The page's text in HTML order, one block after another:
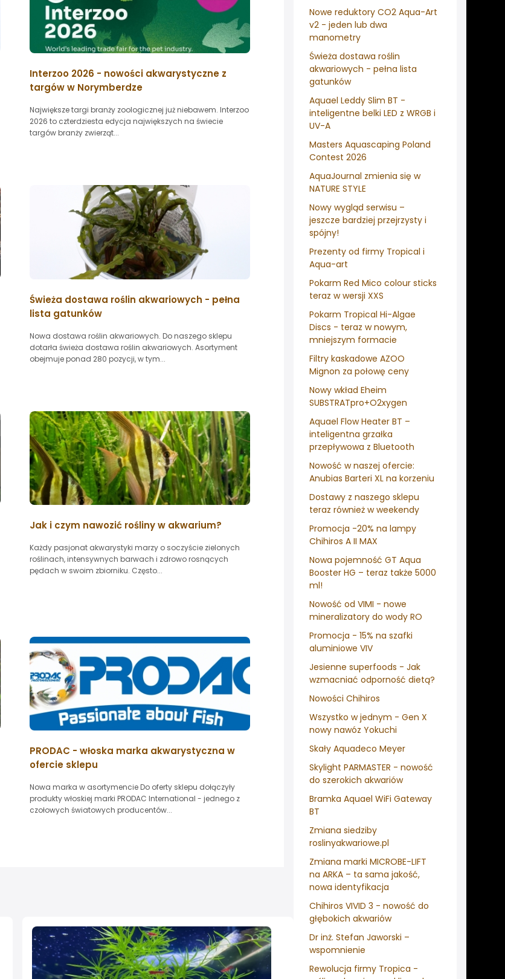
Nowe reduktory CO2 Aqua-Art
v2 - jeden lub dwa
manometry
Świeża dostawa roślin
akwariowych - pełna lista
gatunków
Aquael Leddy Slim BT -
inteligentne belki LED z WRGB i
UV-A
Masters Aquascaping Poland
Contest 2026
AquaJournal zmienia się w
NATURE STYLE
Nowy wygląd serwisu –
jeszcze bardziej przejrzysty i
spójny!
Prezenty od firmy Tropical i
Aqua-art
Pokarm Red Mico colour sticks
teraz w wersji XXS
Pokarm Tropical Hi-Algae
Discs - teraz w nowym,
mniejszym formacie
Filtry kaskadowe AZOO
Mignon za połowę ceny
Nowy wkład Eheim
SUBSTRATpro+O2xygen
Aquael Flow Heater BT –
inteligentna grzałka
przepływowa z Bluetooth
Nowość w naszej ofercie:
Anubias Barteri XL na korzeniu
Dostawy z naszego sklepu
teraz również w weekendy
Promocja -20% na lampy
Chihiros A II MAX
Nowa pojemność GT Aqua
Booster HG – teraz także 5000
ml!
Nowość od VIMI - nowe
mineralizatory do wody RO
Promocja - 15% na szafki
aluminiowe VIV
Jesienne superfoods - Jak
wzmacniać odporność dietą?
Nowości Chihiros
Wszystko w jednym - Gen X
nowy nawóz Yokuchi
Skały Aquadeco Meyer
Skylight PARMASTER - nowość
do szerokich akwariów
Bramka Aquael WiFi Gateway
BT
Zmiana siedziby
roslinyakwariowe.pl
Zmiana marki MICROBE-LIFT
na ARKA – ta sama jakość,
nowa identyfikacja
Chihiros VIVID 3 - nowość do
głębokich akwariów
Dr inż. Stefan Jaworski –
wspomnienie
Rewolucja firmy Tropica -
Interzoo 2026 - nowości akwarystyczne z
targów w Norymberdze
Największe targi branży zoologicznej już niebawem. Interzoo
2026 to czterdziesta edycja największych na świecie
targów branży zwierząt...
Świeża dostawa roślin akwariowych - pełna
lista gatunków
Nowa dostawa roślin akwariowych. Do naszego sklepu
dotarła świeża dostawa roślin akwariowych. Asortyment
obejmuje ponad 280 pozycji, w tym...
Jak i czym nawozić rośliny w akwarium?
Każdy pasjonat akwarystyki marzy o soczyście zielonych
roślinach, intensywnych barwach i zdrowo rosnących
pędach w swoim zbiorniku. Często...
PRODAC - włoska marka akwarystyczna w
ofercie sklepu
Nowa marka w asortymencie Do oferty sklepu dołączyły
produkty włoskiej marki PRODAC International - jednego z
czołowych światowych producentów...